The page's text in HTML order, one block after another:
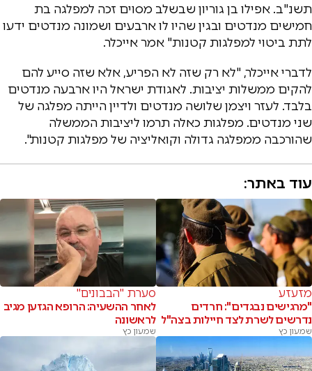
תשנ"ב. אפילו בן גוריון שבשלב מסוים זכה למפלגה בת
חמישים מנדטים ובגין שהיו לו ארבעים ושמונה מנדטים ידעו
לתת ביטוי למפלגות קטנות" אמר אייכלר.
לדברי אייכלר, "לא רק שזה לא הפריע, אלא שזה סייע להם
להקים ממשלות יציבות. לאגודת ישראל היו ארבעה מנדטים
בלבד. לעזר ויצמן שלושה מנדטים ולדיין הייתה מפלגה של
שני מנדטים. מפלגות כאלה תרמו ליציבות הממשלה
שהורכבה ממפלגה גדולה וקואליציה של מפלגות קטנות".
עוד באתר:
מזעזע
"מרגישים נבגדים": חרדים
נדרשים לשרת לצד חיילות בצה"ל
שמעון כץ
סערת "הבבונים"
לאחר ההשעיה: הרופא הגזען מגיב
לראשונה
שמעון כץ